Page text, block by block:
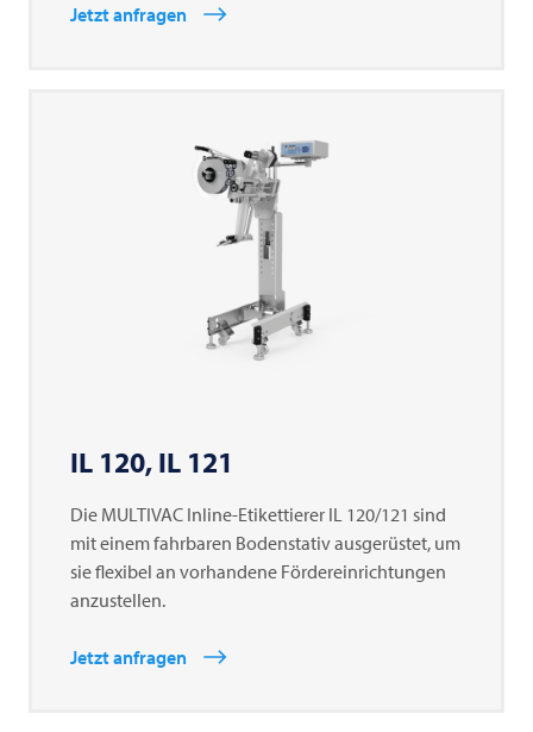
Jetzt anfragen
IL 120, IL 121
Die MULTIVAC Inline-Etikettierer IL 120/121 sind
mit einem fahrbaren Bodenstativ ausgerüstet, um
sie flexibel an vorhandene Fördereinrichtungen
anzustellen.
Jetzt anfragen